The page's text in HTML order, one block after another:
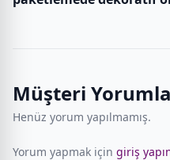
Müşteri
Henüz yorum yapılmamış.
Yorum yapmak için giriş